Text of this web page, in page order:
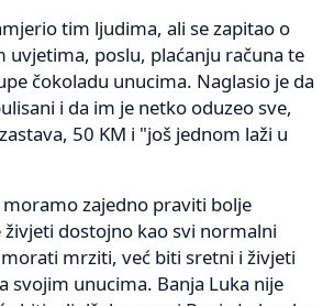
tim ljudima, ali se zapitao o
uvjetima, poslu, plaćanju računa te
čokoladu unucima. Naglasio je da
i da im je netko oduzeo sve,
50 KM i "još jednom laži u
moramo zajedno praviti bolje
dostojno kao svi normalni
mrziti, već biti sretni i živjeti
svojim unucima. Banja Luka nije